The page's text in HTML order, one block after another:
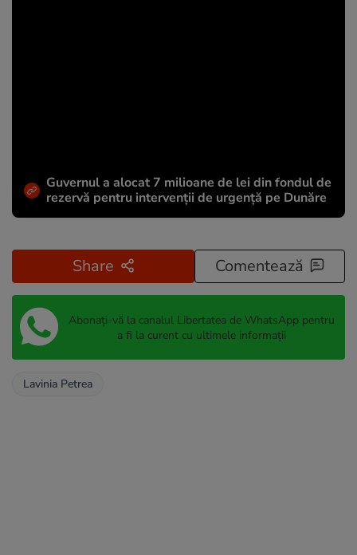
Guvernul a alocat 7 milioane de lei din fondul de
rezervă pentru intervenții de urgență pe Dunăre
Share Comentează
Abonați-vă la canalul Libertatea de WhatsApp pentru
a fi la curent cu ultimele informații
Lavinia Petrea